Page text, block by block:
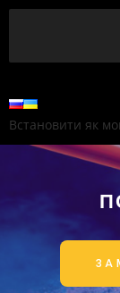
Встановити як